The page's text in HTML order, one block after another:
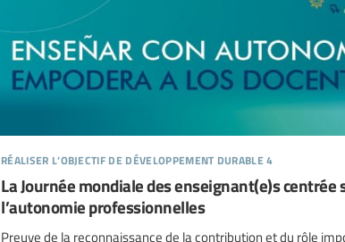
réaliser l’objectif de développement durable 4
La Journée mondiale des enseignant(e)s centrée
l’autonomie professionnelles
Preuve de la reconnaissance de la contribution et du rôle